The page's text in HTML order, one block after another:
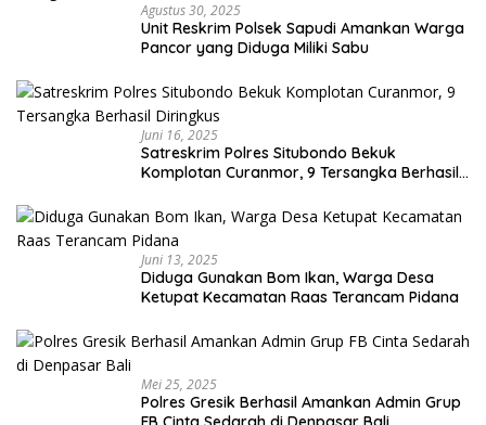
Agustus 30, 2025
Unit Reskrim Polsek Sapudi Amankan Warga
Pancor yang Diduga Miliki Sabu
Juni 16, 2025
Satreskrim Polres Situbondo Bekuk
Komplotan Curanmor, 9 Tersangka Berhasil
Juni 13, 2025
Diduga Gunakan Bom Ikan, Warga Desa
Ketupat Kecamatan Raas Terancam Pidana
Mei 25, 2025
Polres Gresik Berhasil Amankan Admin Grup